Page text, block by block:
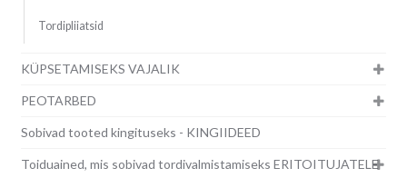
Tordipliiatsid
KÜPSETAMISEKS VAJALIK
PEOTARBED
Sobivad tooted kingituseks - KINGIIDEED
Toiduained, mis sobivad tordivalmistamiseks ERITOITUJATELE